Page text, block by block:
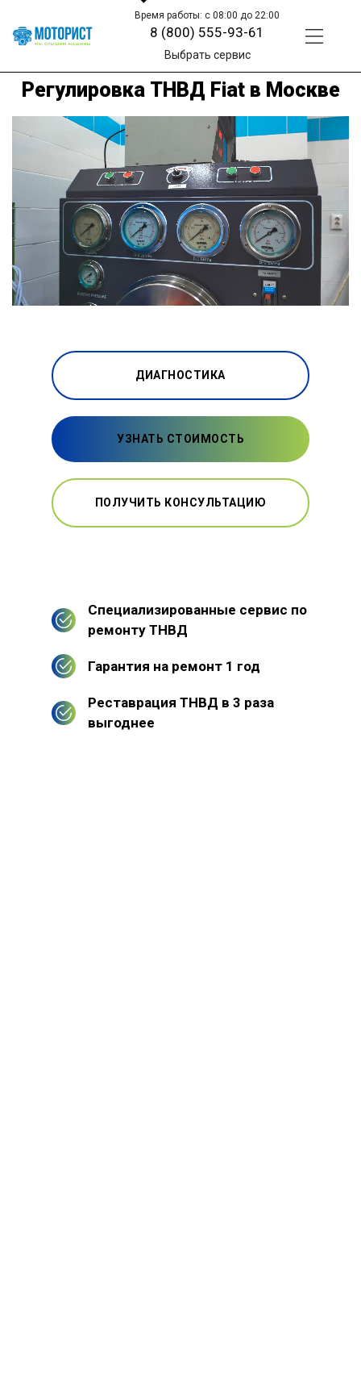
Время работы: с 08:00 до 22:00
8 (800) 555-93-61
Выбрать сервис
Регулировка ТНВД Fiat в Москве
ДИАГНОСТИКА
УЗНАТЬ СТОИМОСТЬ
ПОЛУЧИТЬ КОНСУЛЬТАЦИЮ
Специализированные сервис по
ремонту ТНВД
Гарантия на ремонт 1 год
Реставрация ТНВД в 3 раза
выгоднее